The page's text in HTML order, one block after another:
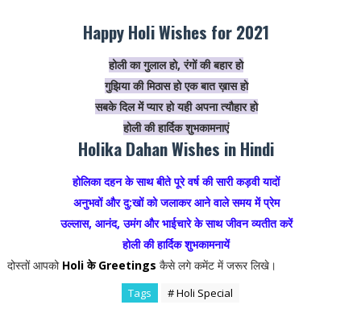
Happy Holi Wishes for 2021
होली का गुलाल हो, रंगों की बहार हो
गुझिया की मिठास हो एक बात ख़ास हो
सबके दिल में प्यार हो यही अपना त्यौहार हो
होली की हार्दिक शुभकामनाएं
Holika Dahan Wishes in Hindi
होलिका दहन के साथ बीते पूरे वर्ष की सारी कड़वी यादों
अनुभवों और दु:खों को जलाकर आने वाले समय में प्रेम
उल्लास, आनंद, उमंग और भाईचारे के साथ जीवन व्यतीत करें
होली की हार्दिक शुभकामनायें
दोस्तों आपको Holi के Greetings कैसे लगे कमेंट में जरूर लिखे।
Tags # Holi Special